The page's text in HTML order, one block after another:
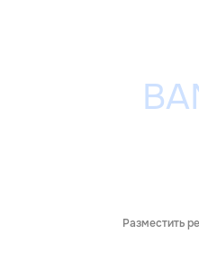
Разместить